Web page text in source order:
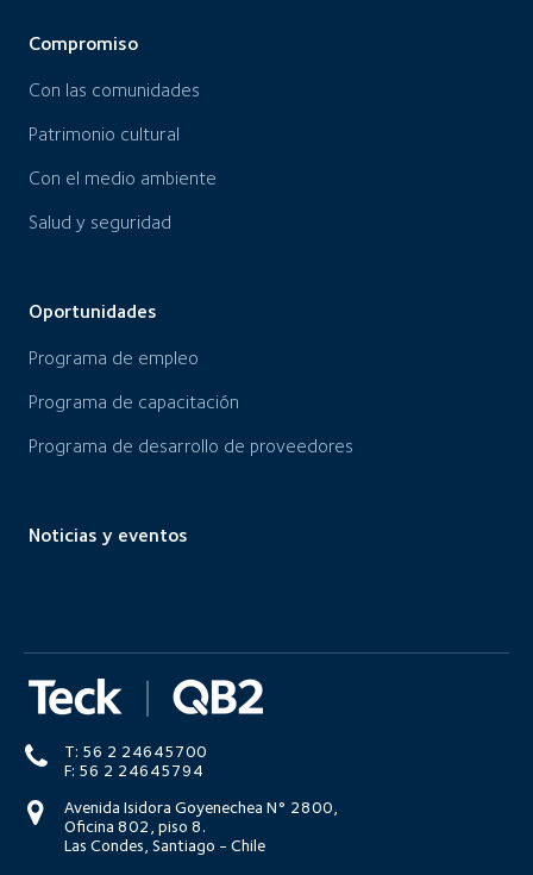
Compromiso
Con las comunidades
Patrimonio cultural
Con el medio ambiente
Salud y seguridad
Oportunidades
Programa de empleo
Programa de capacitación
Programa de desarrollo de proveedores
Noticias y eventos
T: 56 2 24645700
F: 56 2 24645794
Avenida Isidora Goyenechea N° 2800,
Oficina 802, piso 8.
Las Condes, Santiago - Chile